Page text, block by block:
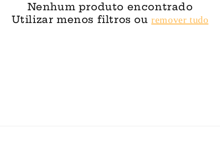
Nenhum produto encontrado
Utilizar menos filtros ouremover tudo